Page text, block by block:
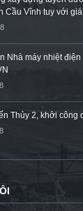
Cầu Vĩnh tuy với
Nhà máy nhiệt
Thủy 2, khởi công